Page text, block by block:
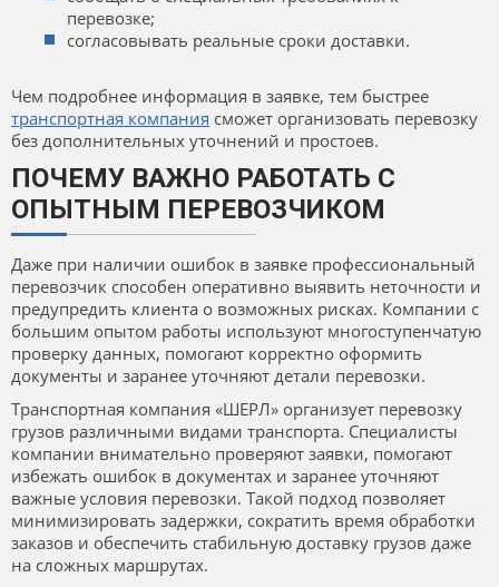
перевозке;
согласовывать реальные сроки доставки.
Чем подробнее информация в заявке, тем быстрее
транспортная компания сможет организовать перевозку
без дополнительных уточнений и простоев.
ПОЧЕМУ ВАЖНО РАБОТАТЬ С
ОПЫТНЫМ ПЕРЕВОЗЧИКОМ
Даже при наличии ошибок в заявке профессиональный
перевозчик способен оперативно выявить неточности и
предупредить клиента о возможных рисках. Компании с
большим опытом работы используют многоступенчатую
проверку данных, помогают корректно оформить
документы и заранее уточняют детали перевозки.
Транспортная компания «ШЕРЛ» организует перевозку
грузов различными видами транспорта. Специалисты
компании внимательно проверяют заявки, помогают
избежать ошибок в документах и заранее уточняют
важные условия перевозки. Такой подход позволяет
минимизировать задержки, сократить время обработки
заказов и обеспечить стабильную доставку грузов даже
на сложных маршрутах.